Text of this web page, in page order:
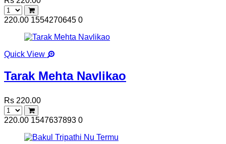
220.00 1554270645 0
Quick View
Tarak Mehta Navlikao
Rs 220.00
220.00 1547637893 0